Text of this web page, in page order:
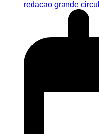
redacao grande